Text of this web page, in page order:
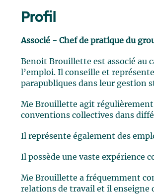
Profil
Associé - Chef de pratique du
Benoit Brouillette est associé au
l’emploi. Il conseille et
parapubliques dans leur gestion
Me Brouillette agit
conventions collectives dans
Il représente également des
Il possède une vaste expérience
Me Brouillette a fréquemment
relations de travail et il enseigne